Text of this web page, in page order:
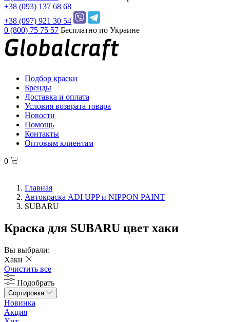
+38 (093) 137 68 68
+38 (097) 921 30 54
0 (800) 75 75 57 Бесплатно по Украине
Подбор краски
Бренды
Доставка и оплата
Условия возврата товара
Новости
Помощь
Контакты
Оптовым клиентам
0
Главная
Автокраска ADI UPP и NIPPON PAINT
SUBARU
Краска для SUBARU цвет хаки
Вы выбрали:
Хаки
Очистить все
Подобрать
Сортировка
Новинка
Акция